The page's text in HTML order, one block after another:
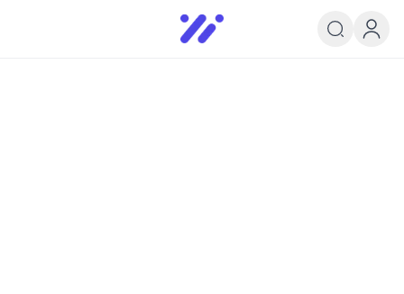
Infoedu
Ta&#039;lim xabarlari va